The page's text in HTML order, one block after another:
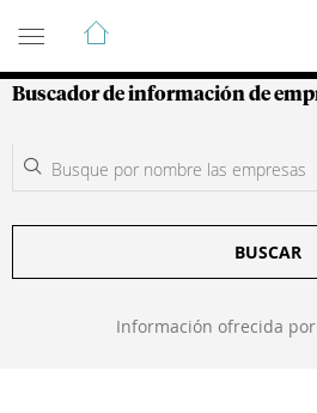
Guía de Empresas
Buscador de información de
BUSCAR
Información ofrecida